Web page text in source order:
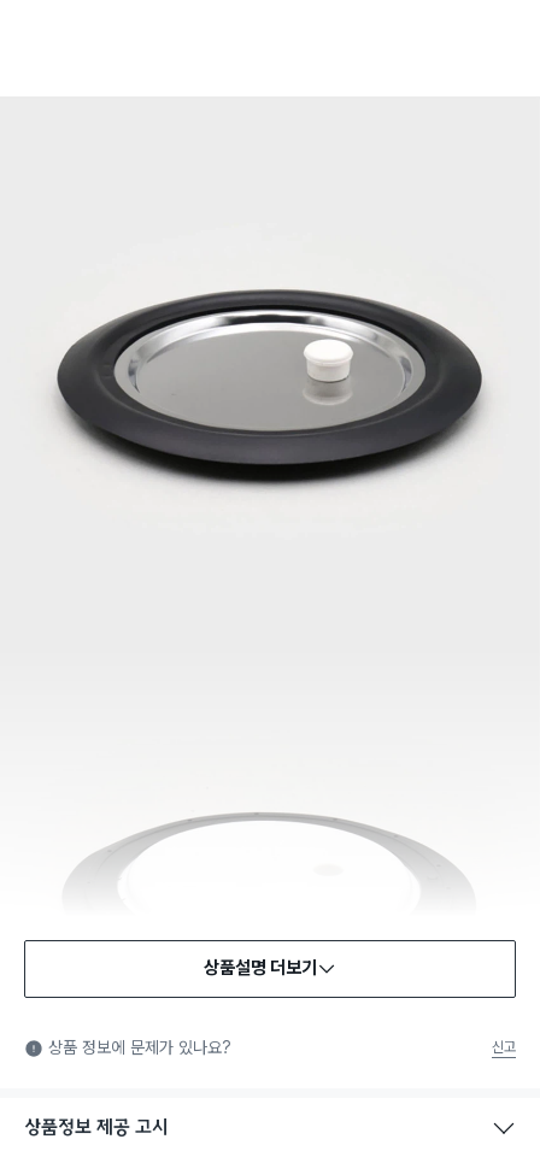
상품설명 더보기
상품 정보에 문제가 있나요? 신고
상품정보 제공 고시